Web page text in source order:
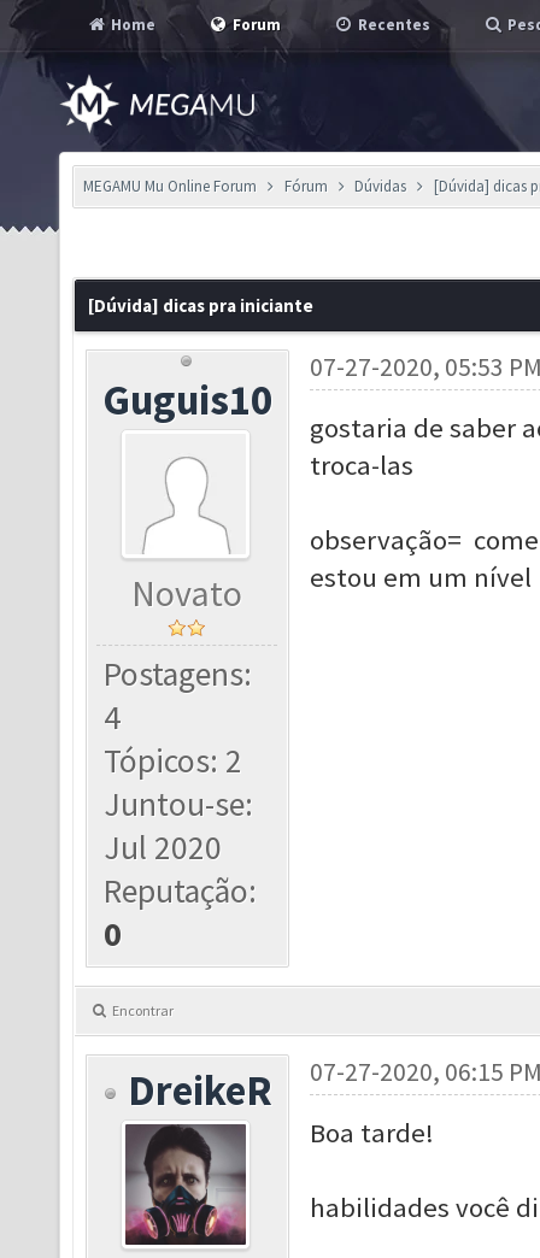
Home Forum Recentes
MEGAMU Mu Online Forum Fórum Dúvidas [Dúvida] dicas
[Dúvida] dicas pra iniciante
Guguis10
Novato
Postagens:
4
Tópicos: 2
Juntou-se:
Jul 2020
Reputação:
0
07-27-2020, 05:53
gostaria de saber
troca-las
observação=
estou em um
Encontrar
DreikeR 07-27-2020, 06:15
Boa tarde!
habilidades você